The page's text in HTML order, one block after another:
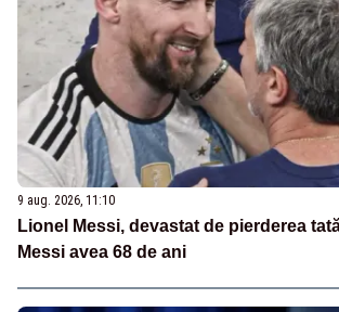
9 aug. 2026, 11:10
Lionel Messi, devastat de pierderea
Messi avea 68 de ani